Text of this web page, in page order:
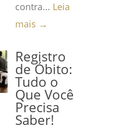
contra... Leia
mais →
Registro
de Óbito:
Tudo o
Que Você
Precisa
Saber!